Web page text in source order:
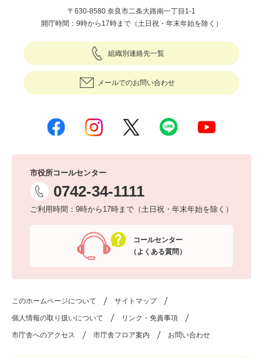
〒630-8580 奈良市二条大路南一丁目1-1
開庁時間：9時から17時まで（土日祝・年末年始を除く）
組織別連絡先一覧
メールでのお問い合わせ
市役所コールセンター
0742-34-1111
ご利用時間：9時から17時まで（土日祝・年末年始を除く）
コールセンター
（よくある質問）
このホームページについて サイトマップ
個人情報の取り扱いについて リンク・免責事項
市庁舎へのアクセス 市庁舎フロア案内 お問い合わせ